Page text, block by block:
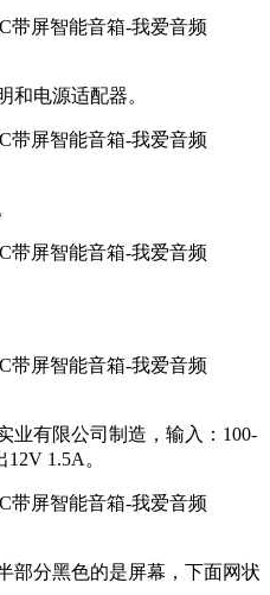
和电源适配器。
业有限公司制造，输入：100-
1.5A。
部分黑色的是屏幕，下面网状